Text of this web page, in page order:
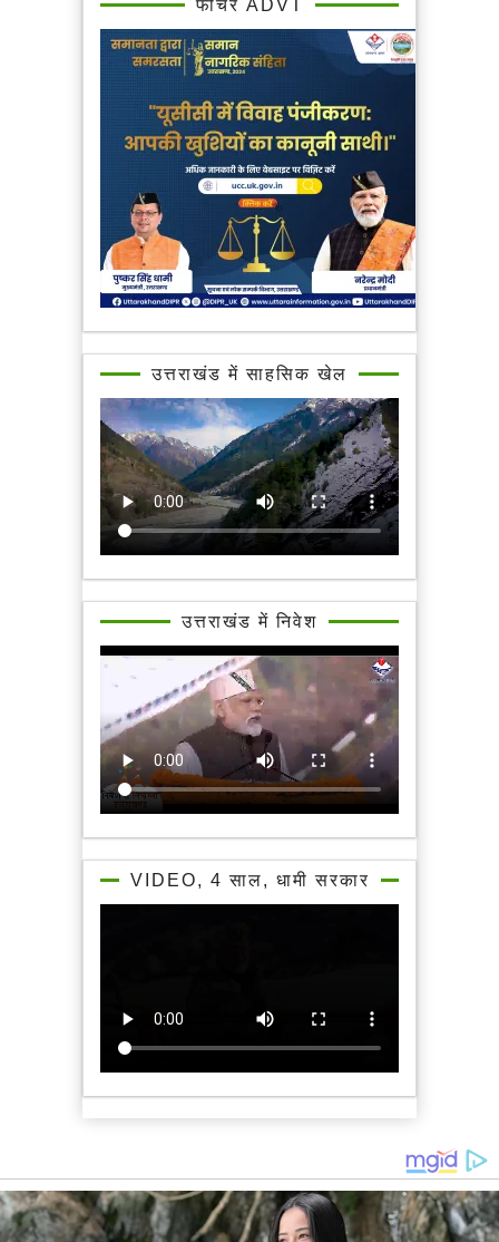
फीचर ADVT
उत्तराखंड में साहसिक खेल
उत्तराखंड में निवेश
VIDEO, 4 साल, धामी सरकार